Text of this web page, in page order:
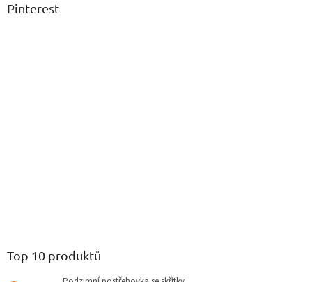
Pinterest
Top 10 produktů